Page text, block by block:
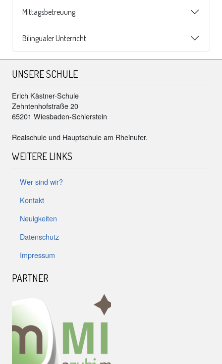
Mittagsbetreuung
Bilingualer Unterricht
UNSERE SCHULE
Erich Kästner-Schule
Zehntenhofstraße 20
65201 Wiesbaden-Schierstein
Realschule und Hauptschule am Rheinufer.
WEITERE LINKS
Wer sind wir?
Kontakt
Neuigkeiten
Datenschutz
Impressum
PARTNER